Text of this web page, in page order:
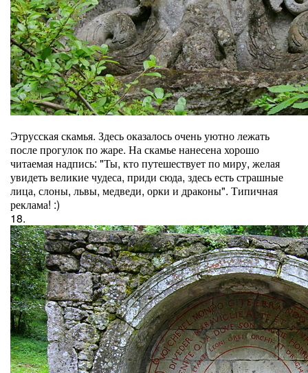
Этрусская скамья. Здесь оказалось очень уютно лежать
после прогулок по жаре. На скамье нанесена хорошо
читаемая надпись: "Ты, кто путешествует по миру, желая
увидеть великие чудеса, приди сюда, здесь есть страшные
лица, слоны, львы, медведи, орки и драконы". Типичная
реклама! :)
18.